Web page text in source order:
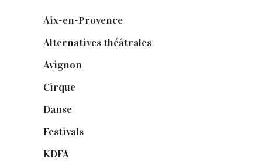
Aix-en-Provence
Alternatives théâtrales
Avignon
Cirque
Danse
Festivals
KDFA